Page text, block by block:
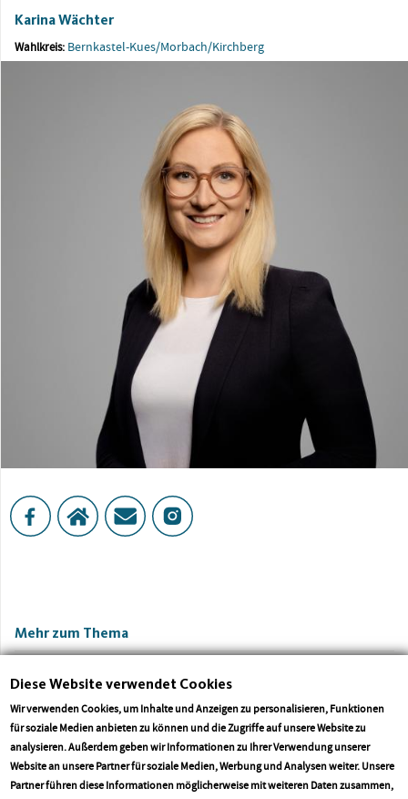
Karina Wächter
Wahlkreis: Bernkastel-Kues/Morbach/Kirchberg
Mehr zum Thema
Diese Website verwendet Cookies
Wir verwenden Cookies, um Inhalte und Anzeigen zu personalisieren, Funktionen
für soziale Medien anbieten zu können und die Zugriffe auf unsere Website zu
analysieren. Außerdem geben wir Informationen zu Ihrer Verwendung unserer
Website an unsere Partner für soziale Medien, Werbung und Analysen weiter. Unsere
Partner führen diese Informationen möglicherweise mit weiteren Daten zusammen,